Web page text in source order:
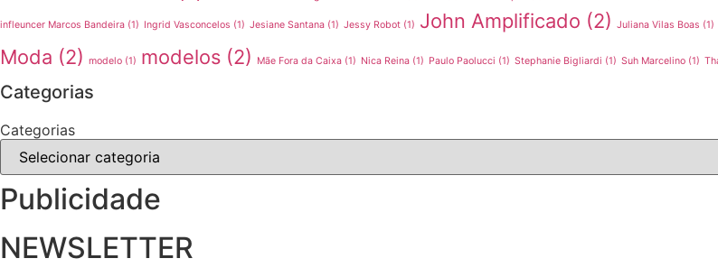
infleuncer Marcos Bandeira (1) Ingrid Vasconcelos (1) Jesiane Santana (1) Jessy Robot (1) John Amplificado (2) Juliana Vilas Boas (1)
Moda (2) modelo (1) modelos (2) Mãe Fora da Caixa (1) Nica Reina (1) Paulo Paolucci (1) Stephanie Bigliardi (1) Suh Marcelino (1)
Categorias
Categorias
Publicidade
NEWSLETTER